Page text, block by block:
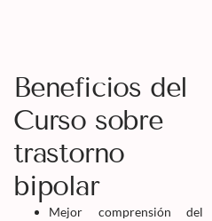
Beneficios del
Curso sobre
trastorno
bipolar
Mejor comprensión del